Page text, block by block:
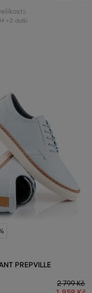
+2 další
PREPVILLE
2 799 Kč